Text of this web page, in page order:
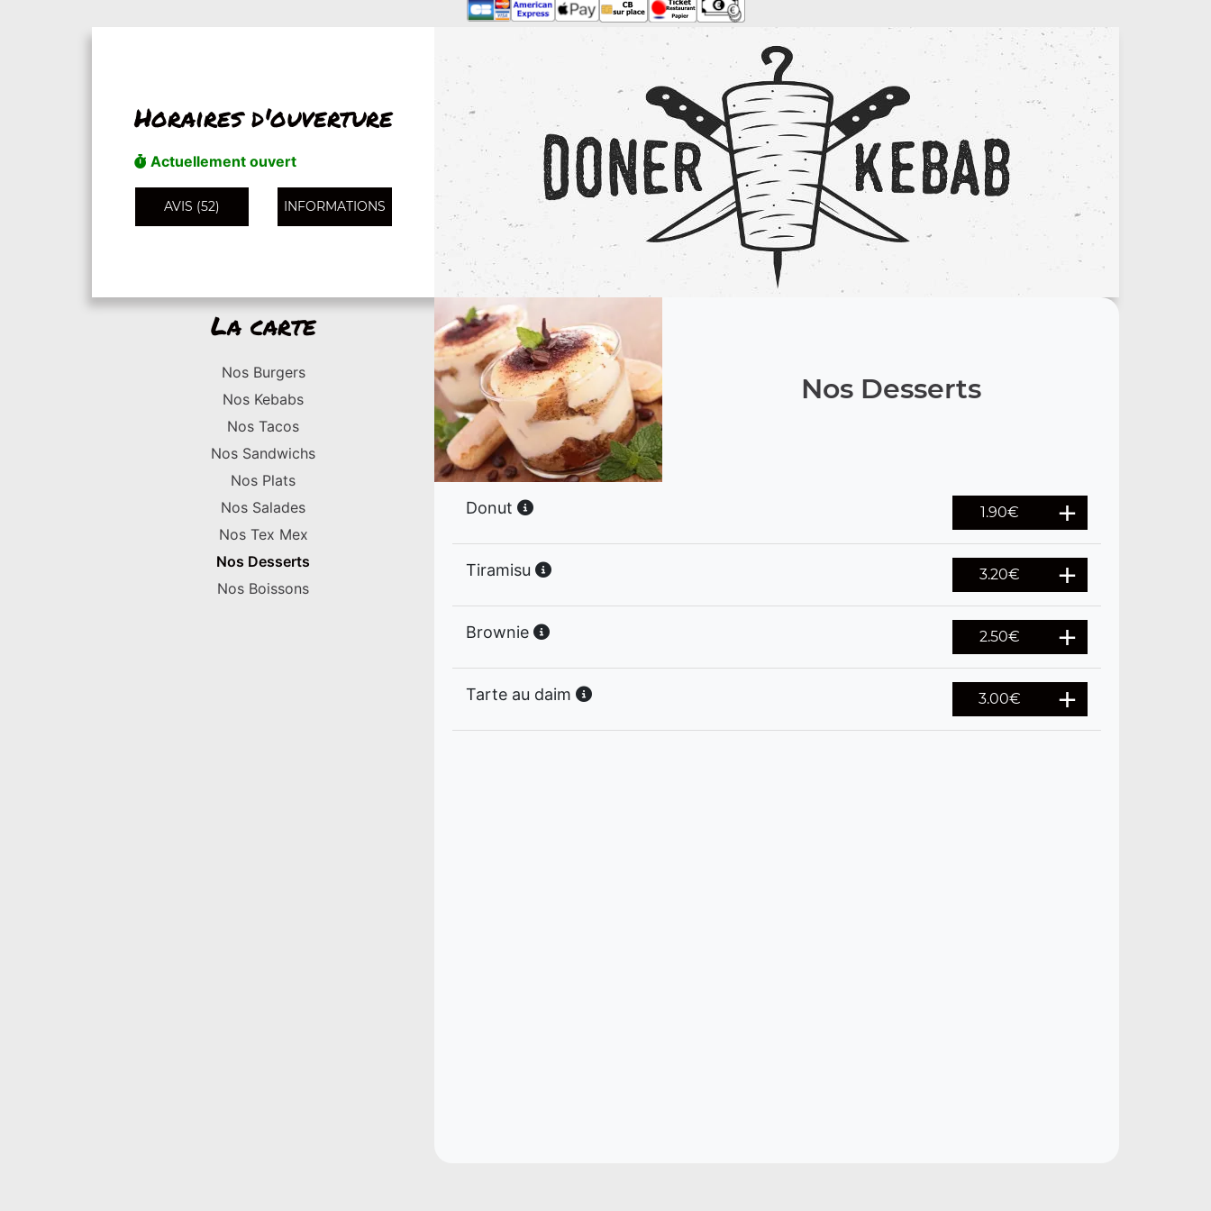
Horaires d'ouverture
Actuellement ouvert
AVIS (52) INFORMATIONS
La carte
Nos Burgers
Nos Kebabs
Nos Tacos
Nos Sandwichs
Nos Plats
Nos Salades
Nos Tex Mex
Nos Desserts
Nos Boissons
Nos Desserts
Donut 1.90€
Tiramisu 3.20€
Brownie 2.50€
Tarte au daim 3.00€